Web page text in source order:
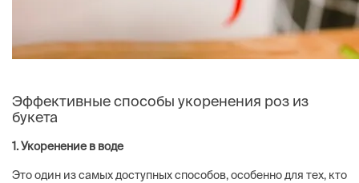
Эффективные способы укоренения роз из
букета
1. Укоренение в воде
Это один из самых доступных способов, особенно для тех, кто